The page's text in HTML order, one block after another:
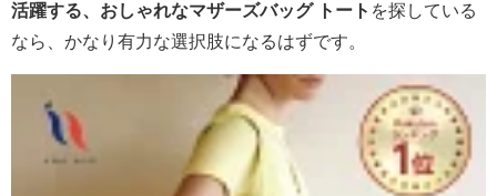
活躍する、おしゃれなマザーズバッグ トート を探している
なら、かなり有力な選択肢になるはずです。